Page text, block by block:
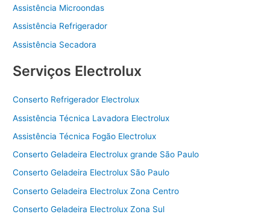
Assistência Microondas
Assistência Refrigerador
Assistência Secadora
Serviços Electrolux
Conserto Refrigerador Electrolux
Assistência Técnica Lavadora Electrolux
Assistência Técnica Fogão Electrolux
Conserto Geladeira Electrolux grande São Paulo
Conserto Geladeira Electrolux São Paulo
Conserto Geladeira Electrolux Zona Centro
Conserto Geladeira Electrolux Zona Sul